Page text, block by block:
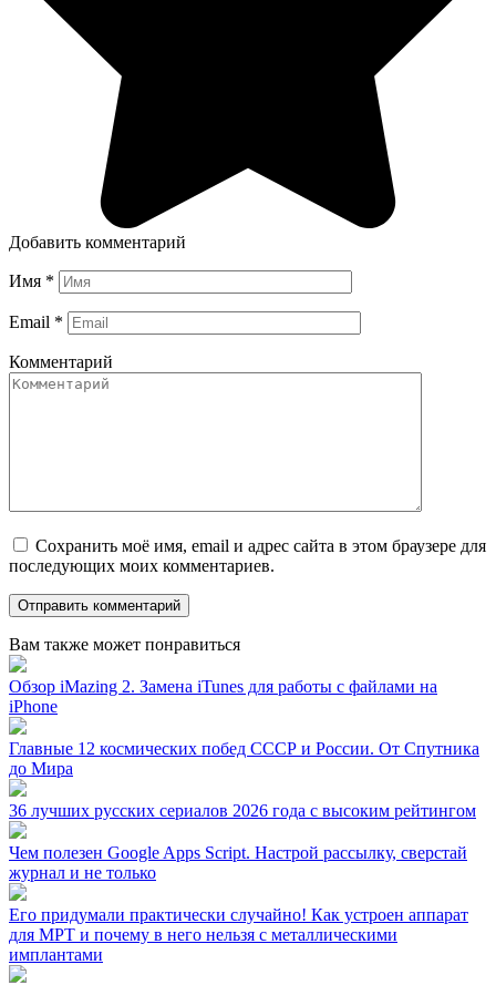
Добавить комментарий
Имя *
Email *
Комментарий
Сохранить моё имя, email и адрес сайта в этом браузере для
последующих моих комментариев.
Вам также может понравиться
Обзор iMazing 2. Замена iTunes для работы с файлами на
iPhone
Главные 12 космических побед СССР и России. От Спутника
до Мира
36 лучших русских сериалов 2026 года с высоким рейтингом
Чем полезен Google Apps Script. Настрой рассылку, сверстай
журнал и не только
Его придумали практически случайно! Как устроен аппарат
для МРТ и почему в него нельзя с металлическими
имплантами